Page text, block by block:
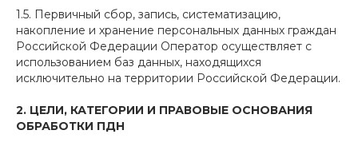
1.5. Первичный сбор, запись, систематизацию,
накопление и хранение персональных данных граждан
Российской Федерации Оператор осуществляет с
использованием баз данных, находящихся
исключительно на территории Российской Федерации.
2. ЦЕЛИ, КАТЕГОРИИ И ПРАВОВЫЕ ОСНОВАНИЯ
ОБРАБОТКИ ПДН